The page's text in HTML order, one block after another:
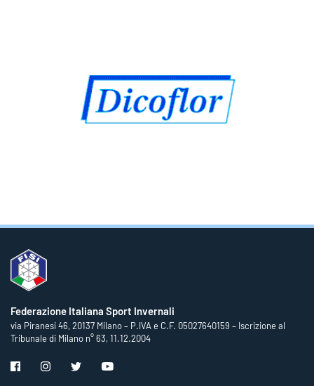
Federazione Italiana Sport Invernali
via Piranesi 46, 20137 Milano – P.IVA e C.F. 05027640159 – Iscrizione al
Tribunale di Milano n° 63, 11.12.2004